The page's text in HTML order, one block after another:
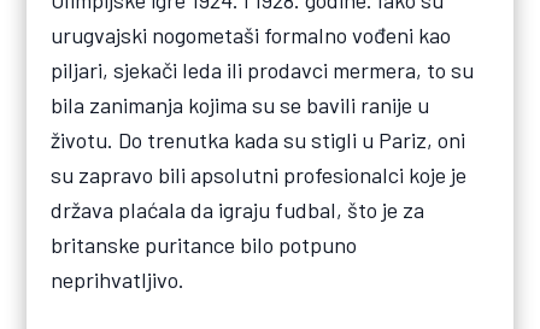
urugvajski nogometaši formalno vođeni kao
piljari, sjekači leda ili prodavci mermera, to su
bila zanimanja kojima su se bavili ranije u
životu. Do trenutka kada su stigli u Pariz, oni
su zapravo bili apsolutni profesionalci koje je
država plaćala da igraju fudbal, što je za
britanske puritance bilo potpuno
neprihvatljivo.